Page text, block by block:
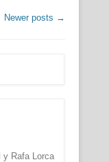
Newer posts →
y Rafa Lorca